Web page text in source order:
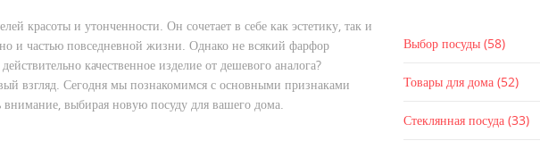
красоты и утонченности. Он сочетает в себе как эстетику, так и
но и частью повседневной жизни. Однако не всякий фарфор
качественное изделие от дешевого аналога?
взгляд. Сегодня мы познакомимся с основными признаками
внимание, выбирая новую посуду для вашего дома.
Выбор посуды (58)
Товары для дома (52)
Стеклянная посуда (33)